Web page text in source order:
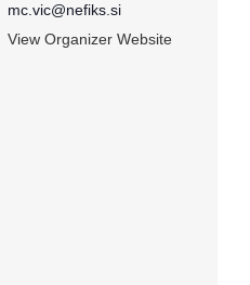
mc.vic@nefiks.si
View Organizer Website